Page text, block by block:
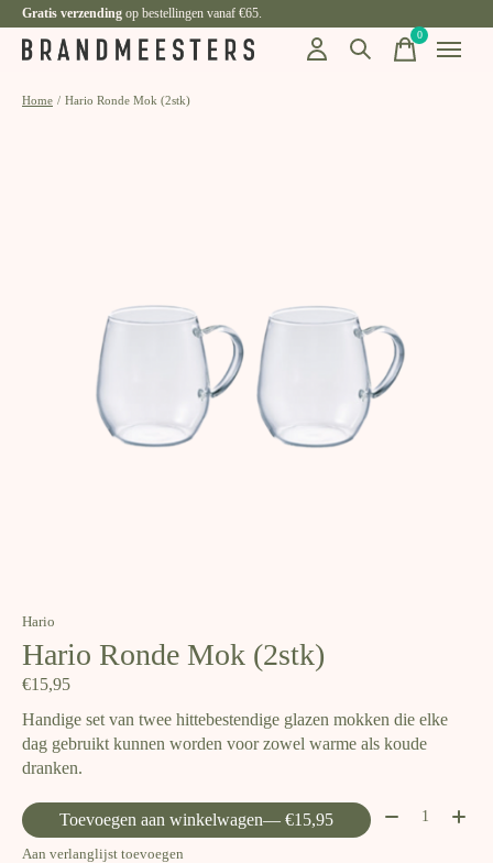
Gratis verzending op bestellingen vanaf €65.
0items
Home / Hario Ronde Mok (2stk)
Hario
Hario Ronde Mok (2stk)
€15,95
Handige set van twee hittebestendige glazen mokken die elke
dag gebruikt kunnen worden voor zowel warme als koude
dranken.
Toevoegen aan winkelwagen — €15,95 Aantal:
Aan verlanglijst toevoegen